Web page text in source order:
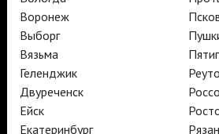
TheatreHD Опера
TheatreHD Балет в кино
АРТ-ЛЕКТОРИЙ В КИНО
TheatreHD
АРТ-ЛЕКТОРИЙ В КИНО
Воронеж
Выборг
Вязьма
Геленджик
Двуреченск
Ейск
Екатеринбург